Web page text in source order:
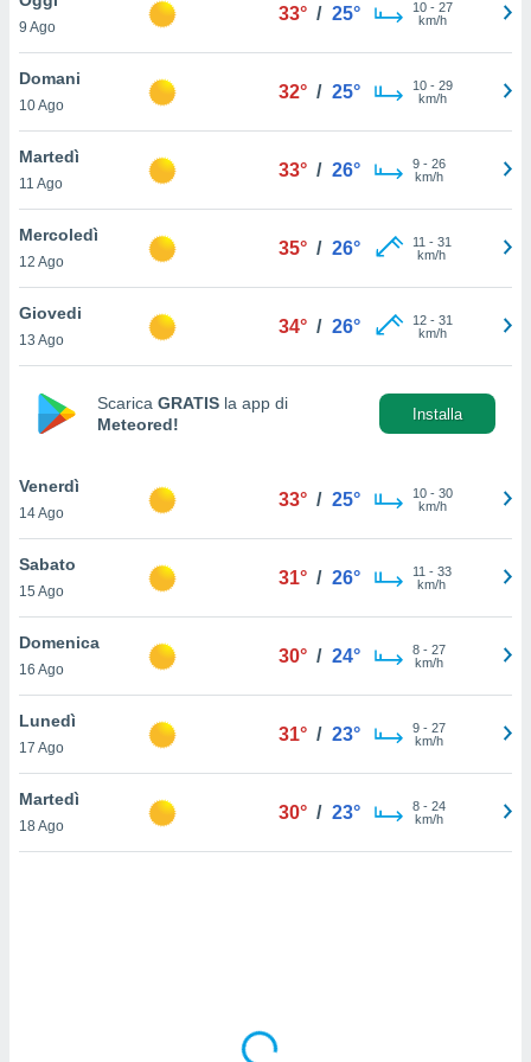
è
al sito
di
ci
di
il
un
la
nella
cookie
il tuo
in
a piè
del
9 Ago
33° / 25° 10- 27
km/h
Domani
10 Ago
32° / 25° 10- 29
km/h
Martedì
11 Ago
33° / 26° 9- 26
km/h
Mercoledì
12 Ago
35° / 26° 11 - 31
km/h
Giovedi
13 Ago
34° / 26° 12- 31
km/h
Scarica GRATIS la app di
Meteored!
Installa
Venerdì
14 Ago
33° / 25° 10- 30
km/h
Sabato
15 Ago
31° / 26° 11 - 33
km/h
Domenica
16 Ago
30° / 24° 8- 27
km/h
Lunedì
17 Ago
31° / 23° 9- 27
km/h
Martedì
18 Ago
30° / 23° 8- 24
km/h